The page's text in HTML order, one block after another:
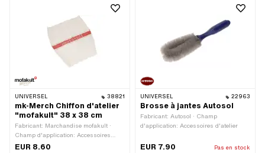
UNIVERSEL 38821
mk-Merch Chiffon d'atelier
"mofakult" 38 x 38 cm
Fabricant: Marchandise mofakult ·
Champ d'application: Accessoires
d'atelier · Matériau: Textile · Largeur:
EUR 8.60
UNIVERSEL 22963
Brosse à jantes Autosol
Fabricant: Autosol · Champ
d'application: Accessoires d'atelier
EUR 7.90 Pas en stock